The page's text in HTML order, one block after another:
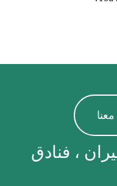
، فنادق